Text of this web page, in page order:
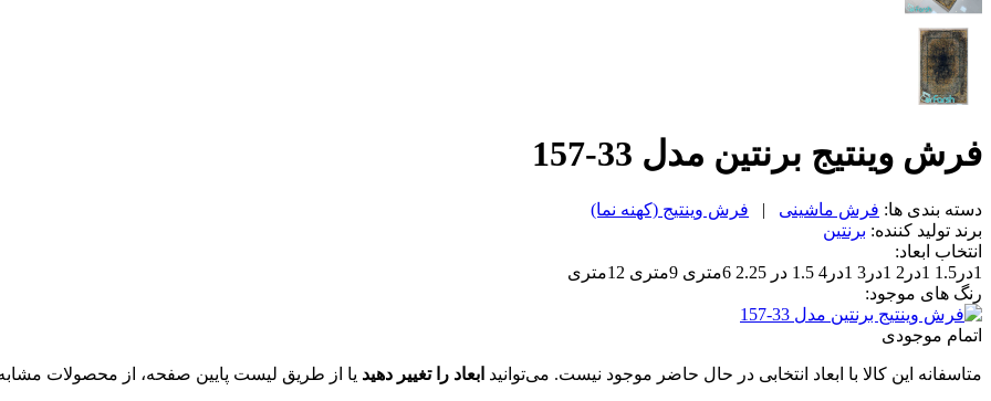
فرش وینتیج برنتین مدل 33-157
دسته بندی ها: فرش ماشینی |
فرش وینتیج (کهنه نما)
برند تولید کننده: برنتین
انتخاب ابعاد:
1در1.5
1در2 1در3 1در4 1.5 در 2.25 6متری 9متری
12متری
رنگ های موجود:
اتمام موجودی
متاسفانه این کالا با ابعاد انتخابی در حال حاضر موجود نیست. می‌توانید ابعاد را تغییر دهید یا از طریق لیست پایین صفحه، از محصولات مشابه